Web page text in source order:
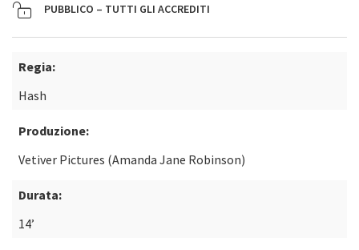
PUBBLICO – TUTTI GLI ACCREDITI
Regia:
Hash
Produzione:
Vetiver Pictures (Amanda Jane Robinson)
Durata:
14’